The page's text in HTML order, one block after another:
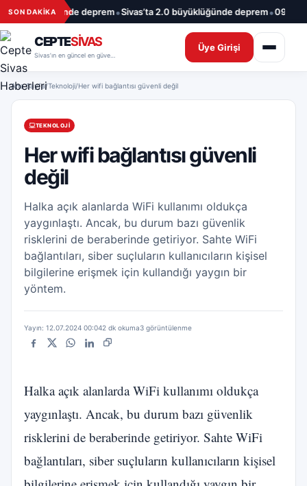
İçeriğe geç
SON DAKİKA
büyüklüğünde deprem•Sivas’ta 2.0 büyüklüğünde deprem•
CEPTESİVAS Üye Girişi
Ana Sayfa/Teknoloji/Her wifi bağlantısı güvenli değil
TEKNOLOJI
Her wifi bağlantısı güvenli
değil
Halka açık alanlarda WiFi kullanımı oldukça
yaygınlaştı. Ancak, bu durum bazı güvenlik
risklerini de beraberinde getiriyor. Sahte WiFi
bağlantıları, siber suçluların kullanıcıların kişisel
bilgilerine erişmek için kullandığı yaygın bir
yöntem.
Yayın: 12.07.2024 00:042 dk okuma3 görüntülenme
Facebook
X WhatsApp
LinkedInBağlantıyı kopyala
Halka açık alanlarda WiFi kullanımı oldukça
yaygınlaştı. Ancak, bu durum bazı güvenlik
risklerini de beraberinde getiriyor. Sahte WiFi
bağlantıları, siber suçluların kullanıcıların kişisel